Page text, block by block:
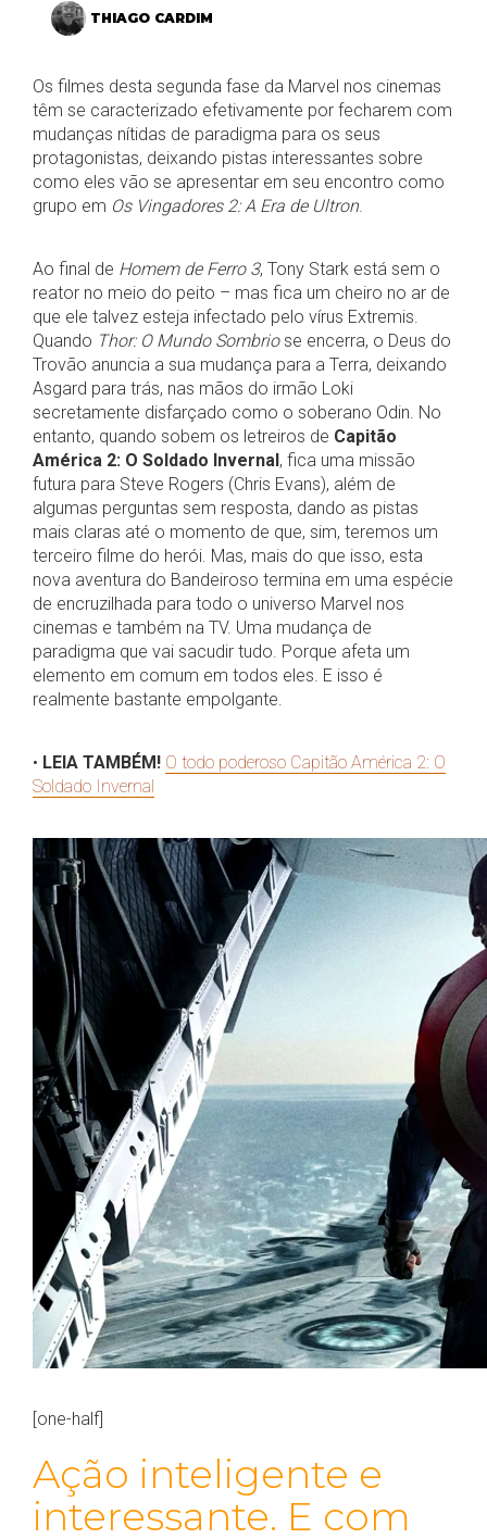
THIAGO CARDIM
Os filmes desta segunda fase da Marvel nos cinemas
têm se caracterizado efetivamente por fecharem com
mudanças nítidas de paradigma para os seus
protagonistas, deixando pistas interessantes sobre
como eles vão se apresentar em seu encontro como
grupo em Os Vingadores 2: A Era de Ultron.
Ao final de Homem de Ferro 3, Tony Stark está sem o
reator no meio do peito – mas fica um cheiro no ar de
que ele talvez esteja infectado pelo vírus Extremis.
Quando Thor: O Mundo Sombriose encerra, o Deus do
Trovão anuncia a sua mudança para a Terra, deixando
Asgard para trás, nas mãos do irmão Loki
secretamente disfarçado como o soberano Odin. No
entanto, quando sobem os letreiros de Capitão
América 2: O Soldado Invernal , fica uma missão
futura para Steve Rogers (Chris Evans), além de
algumas perguntas sem resposta, dando as pistas
mais claras até o momento de que, sim, teremos um
terceiro filme do herói. Mas, mais do que isso, esta
nova aventura do Bandeiroso termina em uma espécie
de encruzilhada para todo o universo Marvel nos
cinemas e também na TV. Uma mudança de
paradigma que vai sacudir tudo. Porque afeta um
elemento em comum em todos eles. E isso é
realmente bastante empolgante.
• LEIA TAMBÉM! O todo poderoso Capitão América 2: O
Soldado Invernal
[one-half]
Ação inteligente e
interessante. E com